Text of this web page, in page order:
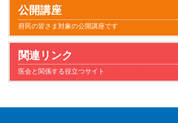
小児科とのつきあい方
子供が病気になったとき家庭でのケアと心得
家族とのかかわり
日常生活
気になること
健康にすごすために
事故と安全
病気のこと
公開講座
府民の皆さま対象の公開講座です
関連リンク
医会と関係する役立つサイト